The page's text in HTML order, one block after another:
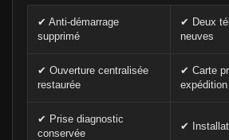
✔ Anti-démarrage
supprimé
✔ Deux
neuves
✔ Ouverture centralisée
restaurée
✔ Carte
expédition
✔ Prise diagnostic
conservée
✔